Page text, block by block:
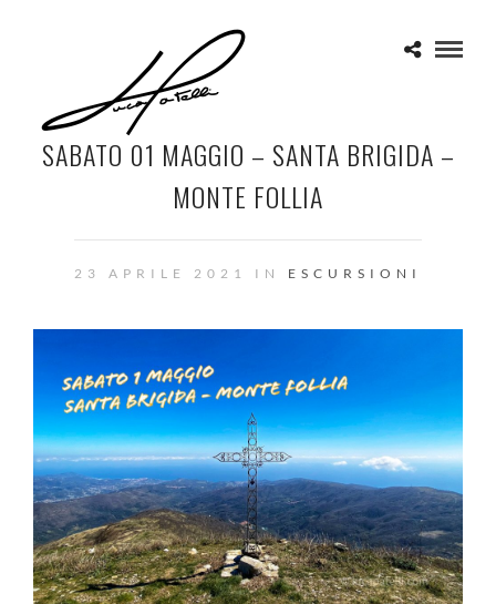
SABATO 01 MAGGIO – SANTA BRIGIDA –
MONTE FOLLIA
23 APRILE 2021 IN ESCURSIONI